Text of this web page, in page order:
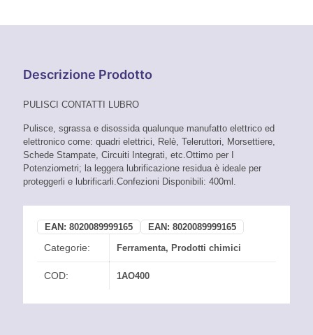
Descrizione Prodotto
PULISCI CONTATTI LUBRO
Pulisce, sgrassa e disossida qualunque manufatto elettrico ed
elettronico come: quadri elettrici, Relè, Teleruttori, Morsettiere,
Schede Stampate, Circuiti Integrati, etc.Ottimo per I
Potenziometri; la leggera lubrificazione residua è ideale per
proteggerli e lubrificarli.Confezioni Disponibili: 400ml.
EAN: 8020089999165 EAN: 8020089999165
Categorie: Ferramenta, Prodotti chimici
COD: 1AO400